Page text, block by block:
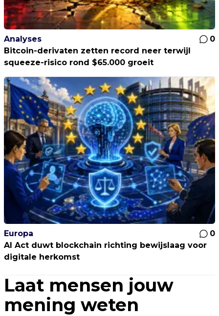
Analyses
0
Bitcoin-derivaten zetten record neer terwijl
squeeze-risico rond $65.000 groeit
Europa
0
AI Act duwt blockchain richting bewijslaag voor
digitale herkomst
Laat mensen jouw
mening weten